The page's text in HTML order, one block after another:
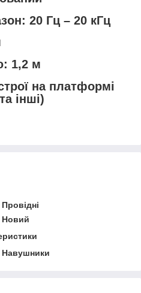
20 Гц – 20 кГц
1,2 м
на платформі
інші)
Провідні
Новий
Навушники